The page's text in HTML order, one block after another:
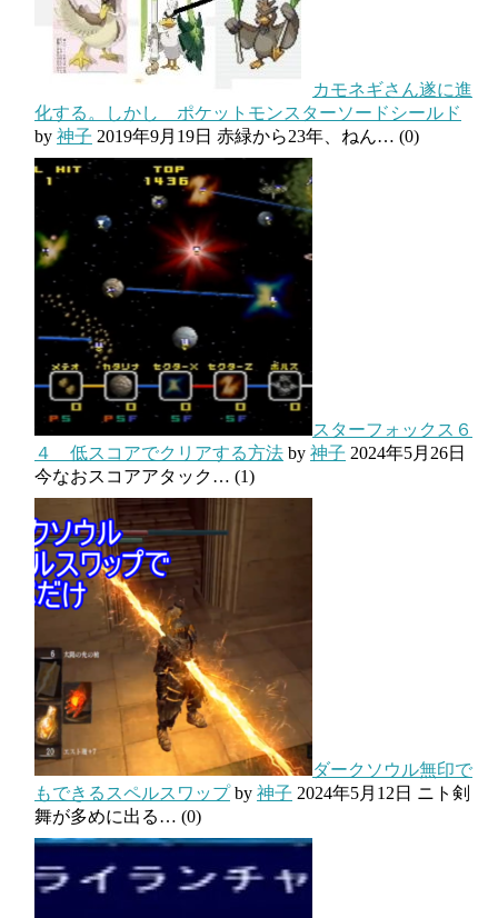
カモネギさん遂に進
化する。しかし ポケットモンスターソードシールド
by 神子 2019年9月19日 赤緑から23年、ねん… (0)
スターフォックス６
４ 低スコアでクリアする方法 by 神子 2024年5月26日
今なおスコアアタック… (1)
ダークソウル無印で
もできるスペルスワップby 神子 2024年5月12日 ニト剣
舞が多めに出る… (0)